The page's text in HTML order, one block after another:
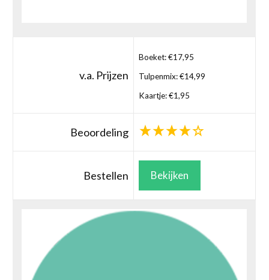
v.a. Prijzen
Boeket: €17,95
Tulpenmix: €14,99
Kaartje: €1,95
Beoordeling
Bestellen Bekijken